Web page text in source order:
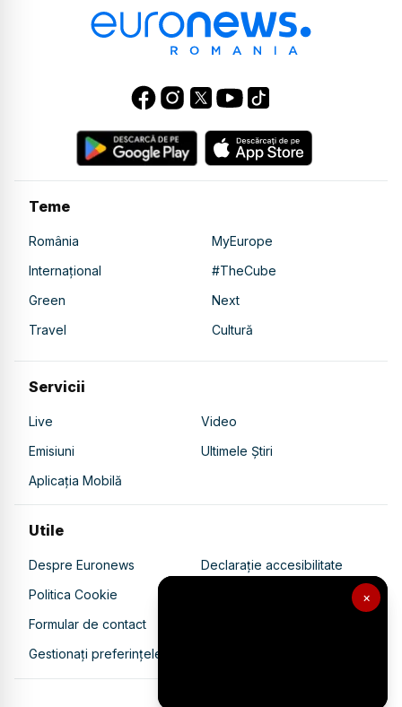
×
Teme
România
MyEurope
Internațional
#TheCube
Green
Next
Travel
Cultură
Servicii
Live
Video
Emisiuni
Ultimele Știri
Aplicația Mobilă
Utile
Despre Euronews
Declarație accesibilitate
Politica Cookie
Politica de confidențialitate
Formular de contact
Gestionați preferințele